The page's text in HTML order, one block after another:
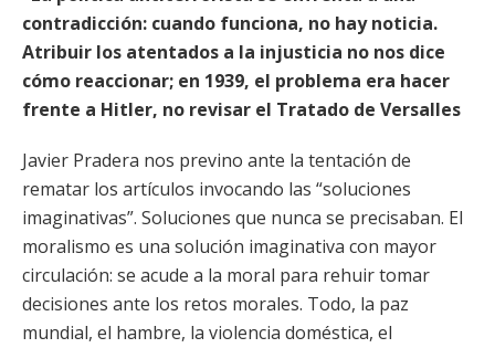
contradicción: cuando funciona, no hay noticia.
Atribuir los atentados a la injusticia no nos dice
cómo reaccionar; en 1939, el problema era hacer
frente a Hitler, no revisar el Tratado de Versalles
Javier Pradera nos previno ante la tentación de
rematar los artículos invocando las “soluciones
imaginativas”. Soluciones que nunca se precisaban. El
moralismo es una solución imaginativa con mayor
circulación: se acude a la moral para rehuir tomar
decisiones ante los retos morales. Todo, la paz
mundial, el hambre, la violencia doméstica, el